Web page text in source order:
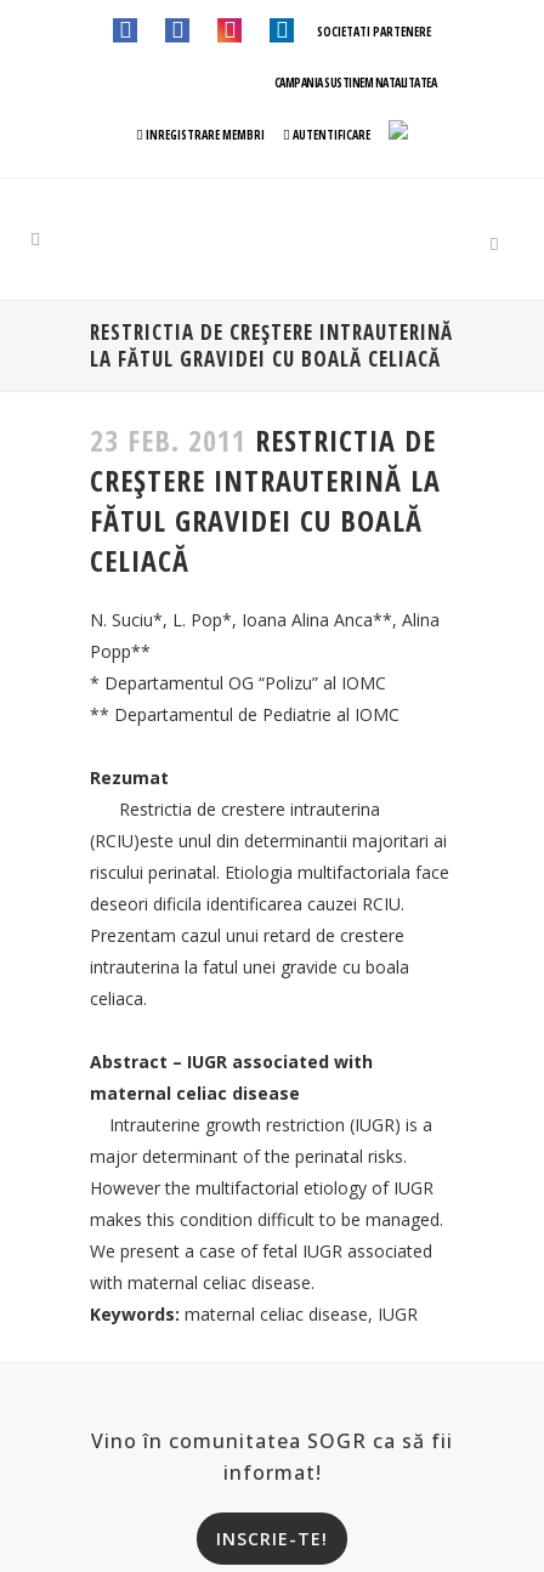
SOCIETATI PARTENERE
CAMPANIA SUSTINEM NATALITATEA
INREGISTRARE MEMBRI AUTENTIFICARE
RESTRICTIA DE CREŞTERE INTRAUTERINĂ
LA FĂTUL GRAVIDEI CU BOALĂ CELIACĂ
23 FEB. 2011 RESTRICTIA DE
CREŞTERE INTRAUTERINĂ LA
FĂTUL GRAVIDEI CU BOALĂ
CELIACĂ
N. Suciu*, L. Pop*, Ioana Alina Anca**, Alina
Popp**
* Departamentul OG “Polizu” al IOMC
** Departamentul de Pediatrie al IOMC
Rezumat
Restrictia de crestere intrauterina
(RCIU)este unul din determinantii majoritari ai
riscului perinatal. Etiologia multifactoriala face
deseori dificila identificarea cauzei RCIU.
Prezentam cazul unui retard de crestere
intrauterina la fatul unei gravide cu boala
celiaca.
Abstract – IUGR associated with
maternal celiac disease
Intrauterine growth restriction (IUGR) is a
major determinant of the perinatal risks.
However the multifactorial etiology of IUGR
makes this condition difficult to be managed.
We present a case of fetal IUGR associated
with maternal celiac disease.
Keywords: maternal celiac disease, IUGR
Vino în comunitatea SOGR ca să fii
informat!
INSCRIE-TE!